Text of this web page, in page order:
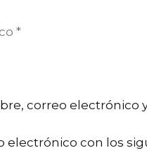
correo electrónico
electrónico con los